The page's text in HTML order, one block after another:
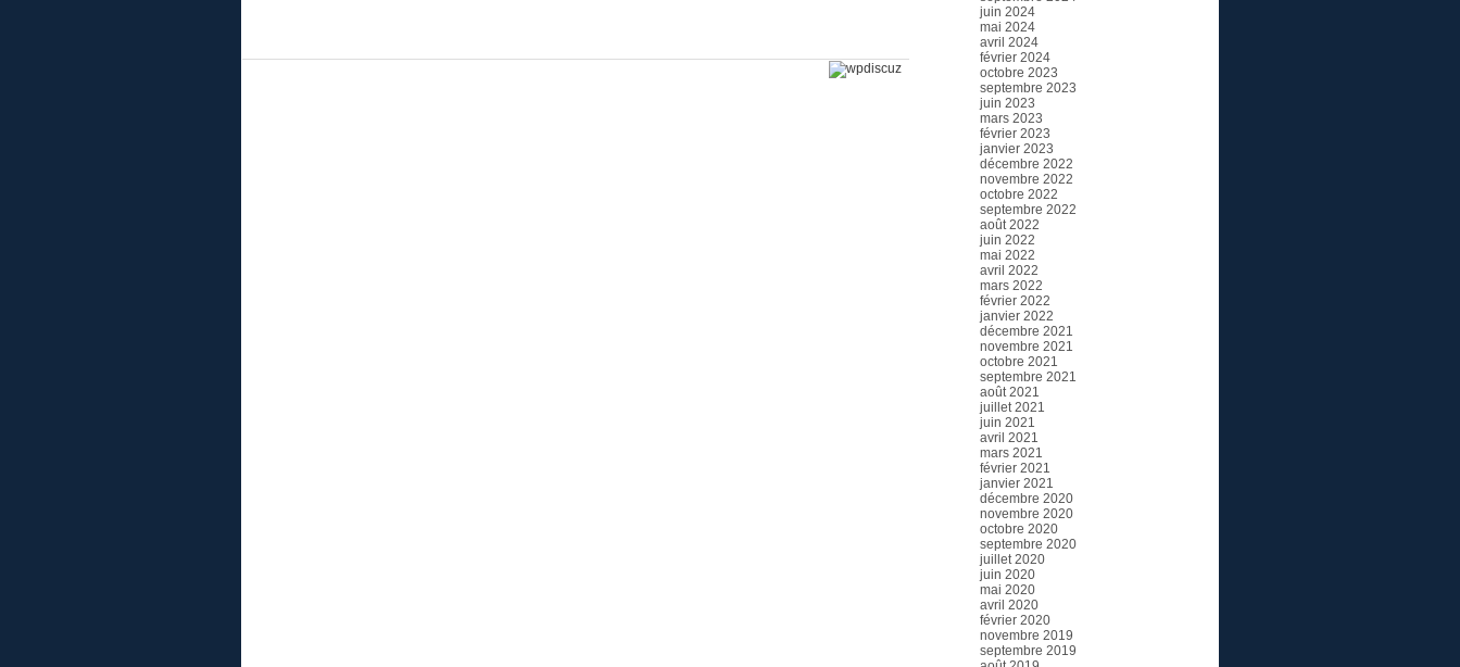
juin 2024
mai 2024
avril 2024
février 2024
octobre 2023
septembre 2023
juin 2023
mars 2023
février 2023
janvier 2023
décembre 2022
novembre 2022
octobre 2022
septembre 2022
août 2022
juin 2022
mai 2022
avril 2022
mars 2022
février 2022
janvier 2022
décembre 2021
novembre 2021
octobre 2021
septembre 2021
août 2021
juillet 2021
juin 2021
avril 2021
mars 2021
février 2021
janvier 2021
décembre 2020
novembre 2020
octobre 2020
septembre 2020
juillet 2020
juin 2020
mai 2020
avril 2020
février 2020
novembre 2019
septembre 2019